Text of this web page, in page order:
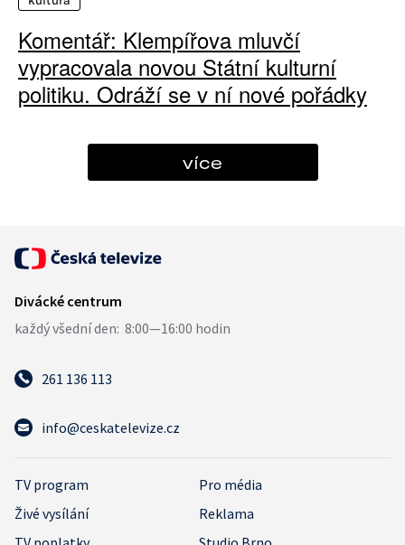
Komentář: Klempířova mluvčí
vypracovala novou Státní kulturní
politiku. Odráží se v ní nové pořádky
více
261 136 113
info@ceskatelevize.cz
TV program
Pro média
Živé vysílání
Reklama